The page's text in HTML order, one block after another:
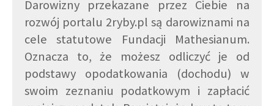
Darowizny przekazane przez Ciebie na
rozwój portalu 2ryby.pl są darowiznami na
cele statutowe Fundacji Mathesianum.
Oznacza to, że możesz odliczyć je od
podstawy opodatkowania (dochodu) w
swoim zeznaniu podatkowym i zapłacić